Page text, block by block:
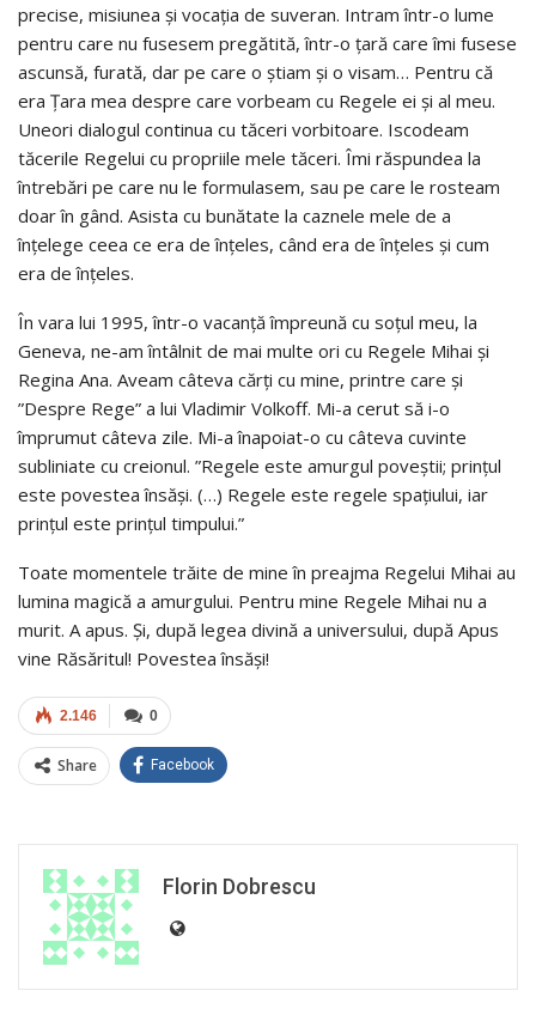
precise, misiunea și vocația de suveran. Intram într-o lume
pentru care nu fusesem pregătită, într-o țară care îmi fusese
ascunsă, furată, dar pe care o știam și o visam… Pentru că
era Țara mea despre care vorbeam cu Regele ei și al meu.
Uneori dialogul continua cu tăceri vorbitoare. Iscodeam
tăcerile Regelui cu propriile mele tăceri. Îmi răspundea la
întrebări pe care nu le formulasem, sau pe care le rosteam
doar în gând. Asista cu bunătate la caznele mele de a
înțelege ceea ce era de înțeles, când era de înțeles și cum
era de înțeles.
În vara lui 1995, într-o vacanță împreună cu soțul meu, la
Geneva, ne-am întâlnit de mai multe ori cu Regele Mihai și
Regina Ana. Aveam câteva cărți cu mine, printre care și
”Despre Rege” a lui Vladimir Volkoff. Mi-a cerut să i-o
împrumut câteva zile. Mi-a înapoiat-o cu câteva cuvinte
subliniate cu creionul. ”Regele este amurgul poveștii; prințul
este povestea însăși. (…) Regele este regele spațiului, iar
prințul este prințul timpului.”
Toate momentele trăite de mine în preajma Regelui Mihai au
lumina magică a amurgului. Pentru mine Regele Mihai nu a
murit. A apus. Și, după legea divină a universului, după Apus
vine Răsăritul! Povestea însăși!
0
2.146
Share Facebook
Florin Dobrescu